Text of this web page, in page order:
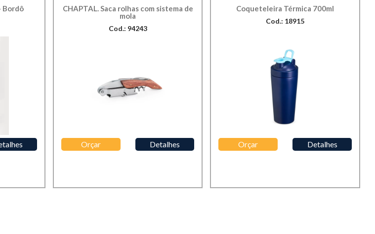
Bordô
CHAPTAL. Saca rolhas com sistema de
mola
Cod.: 94243
Orçar Detalhes
Coqueteleira Térmica 700ml
Cod.: 18915
Orçar Detalhes